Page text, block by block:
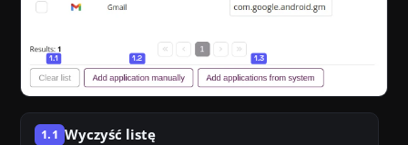
1.1 Wyczyść listę